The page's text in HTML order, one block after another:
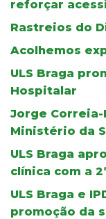
reforçar
Rastreios do
Acolhemos
ULS Braga
Hospitalar
Jorge
Ministério da
ULS Braga
clínica com a
ULS Braga e
promoção da